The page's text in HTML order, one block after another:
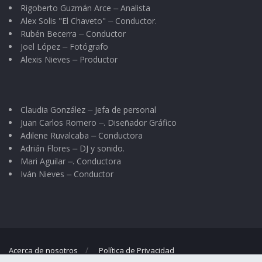
Rigoberto Guzmán Arce ⏤ Analista
Alex Solis "El Chaveto" ⏤ Conductor.
Rubén Becerra ⏤ Conductor
Joel López ⏤ Fotógrafo
Alexis Nieves ⏤ Productor
Claudia González ⏤ Jefa de personal
Juan Carlos Romero ⏤. Diseñador Gráfico
Adilene Ruvalcaba ⏤ Conductora
Adrián Flores ⏤ DJ y sonido.
Mari Aguilar ⏤. Conductora
Iván Nieves ⏤ Conductor
Acerca de nosotros Política de Privacidad